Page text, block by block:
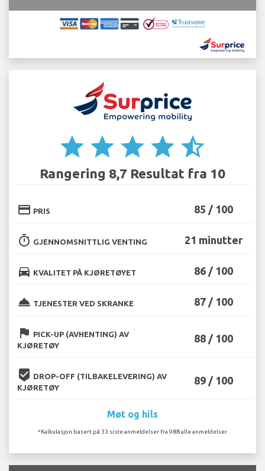
star star star star star_half
Rangering 8,7 Resultat fra 10
credit_card PRIS 85 / 100
timer GJENNOMSNITTLIG VENTING 21 minutter
directions_car KVALITET PÅ KJØRETØYET 86 / 100
room_service TJENESTER VED SKRANKE 87 / 100
flag PICK-UP (AVHENTING) AV
KJØRETØY
88 / 100
beenhere DROP-OFF (TILBAKELEVERING) AV
KJØRETØY
89 / 100
Møt og hils
*Kalkulasjon basert på 33 siste anmeldelser fra 988 alle anmeldelser.